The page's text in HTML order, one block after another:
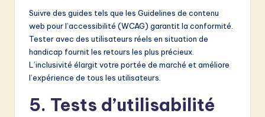
Suivre des guides tels que les Guidelines de contenu
web pour l’accessibilité (WCAG) garantit la conformité.
Tester avec des utilisateurs réels en situation de
handicap fournit les retours les plus précieux.
L’inclusivité élargit votre portée de marché et améliore
l’expérience de tous les utilisateurs.
5. Tests d’utilisabilité